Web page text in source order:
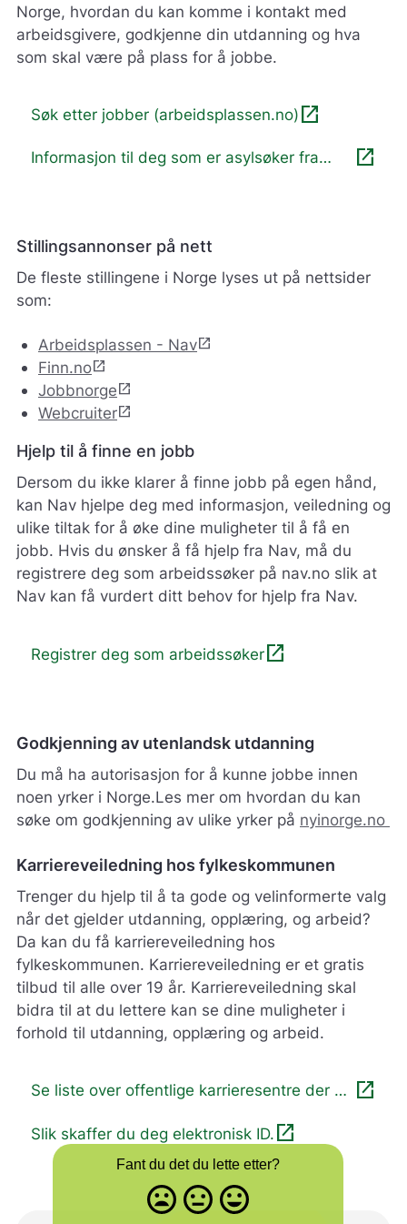
Norge, hvordan du kan komme i kontakt med
arbeidsgivere, godkjenne din utdanning og hva
som skal være på plass for å jobbe.
Søk etter jobber (arbeidsplassen.no)open_in_new
Informasjon til deg som er asylsøker fra
open_in_new
Stillingsannonser på nett
De fleste stillingene i Norge lyses ut på nettsider
som:
Arbeidsplassen - Navopen_in_new
Finn.noopen_in_new
Jobbnorgeopen_in_new
Webcruiteropen_in_new
Hjelp til å finne en jobb
Dersom du ikke klarer å finne jobb på egen hånd,
kan Nav hjelpe deg med informasjon, veiledning og
ulike tiltak for å øke dine muligheter til å få en
jobb. Hvis du ønsker å få hjelp fra Nav, må du
registrere deg som arbeidssøker på nav.no slik at
Nav kan få vurdert ditt behov for hjelp fra Nav.
Registrer deg som arbeidssøker open_in_new
Godkjenning av utenlandsk utdanning
Du må ha autorisasjon for å kunne jobbe innen
noen yrker i Norge.Les mer om hvordan du kan
søke om godkjenning av ulike yrker på nyinorge.no
Karriereveiledning hos fylkeskommunen
Trenger du hjelp til å ta gode og velinformerte valg
når det gjelder utdanning, opplæring, og arbeid?
Da kan du få karriereveiledning hos
fylkeskommunen. Karriereveiledning er et gratis
tilbud til alle over 19 år. Karriereveiledning skal
bidra til at du lettere kan se dine muligheter i
forhold til utdanning, opplæring og arbeid.
Se liste over offentlige karrieresentre der du open_in_new
Slik skaffer du deg elektronisk ID. open_in_new
Fant du det du lette etter?
Misfornøyd
- trist
Nøytral
-